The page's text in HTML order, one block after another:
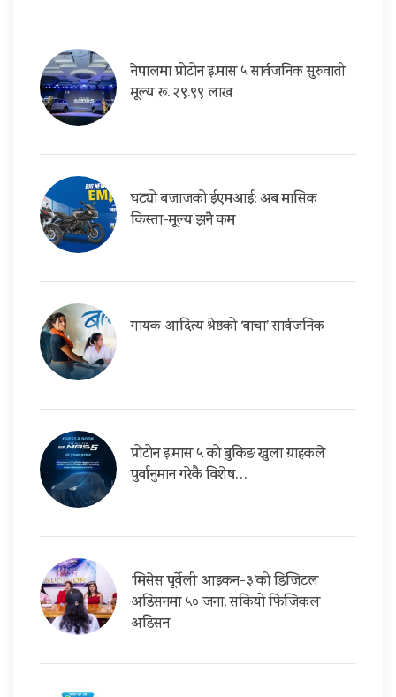
नेपालमा प्रोटोन इ.मास ५ सार्वजनिक सुरुवाती
मूल्य रू. २९.९९ लाख
घट्यो बजाजको ईएमआई: अब मासिक
किस्ता-मूल्य झनै कम
गायक आदित्य श्रेष्ठको ‘बाचा’ सार्वजनिक
प्रोटोन इ.मास ५ को बुकिङ खुला ग्राहकले
पुर्वानुमान गरेकै विशेष…
‘मिसेस पूर्वेली आइकन-३’को डिजिटल
अडिसनमा ५० जना, सकियो फिजिकल
अडिसन